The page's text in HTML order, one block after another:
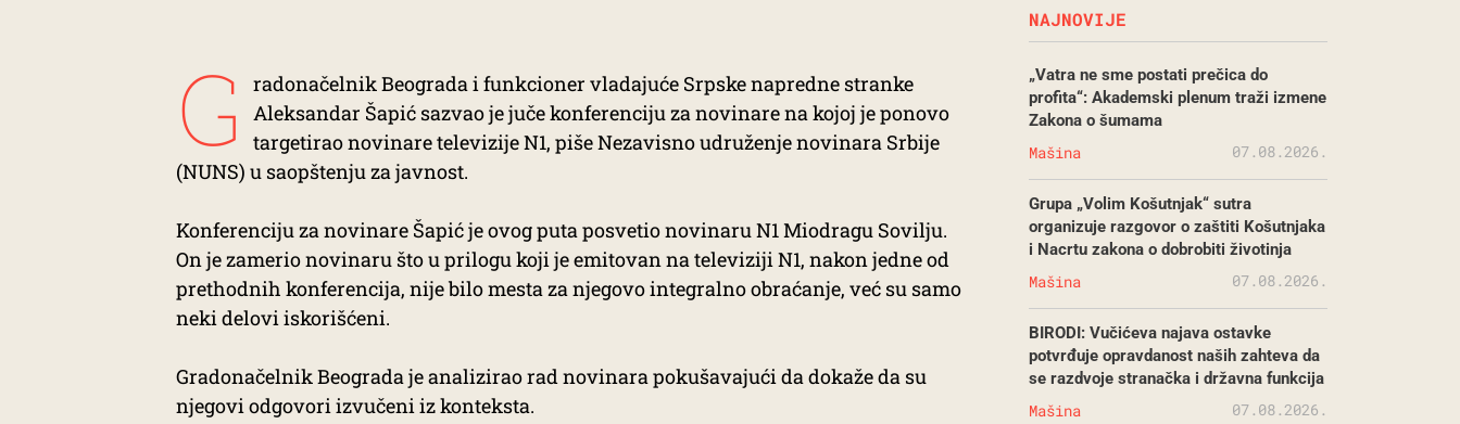
G
radonačelnik Beograda i funkcioner vladajuće Srpske napredne stranke
Aleksandar Šapić sazvao je juče konferenciju za novinare na kojoj je ponovo
targetirao novinare televizije N1, piše Nezavisno udruženje novinara Srbije
(NUNS) u saopštenju za javnost.
Konferenciju za novinare Šapić je ovog puta posvetio novinaru N1 Miodragu Sovilju.
On je zamerio novinaru što u prilogu koji je emitovan na televiziji N1, nakon jedne od
prethodnih konferencija, nije bilo mesta za njegovo integralno obraćanje, već su samo
neki delovi iskorišćeni.
Gradonačelnik Beograda je analizirao rad novinara pokušavajući da dokaže da su
njegovi odgovori izvučeni iz konteksta.
NAJNOVIJE
„Vatra ne sme postati prečica do
profita“: Akademski plenum traži izmene
Zakona o šumama
Mašina 07.08.2026.
Grupa „Volim Košutnjak“ sutra
organizuje razgovor o zaštiti Košutnjaka
i Nacrtu zakona o dobrobiti životinja
Mašina 07.08.2026.
BIRODI: Vučićeva najava ostavke
potvrđuje opravdanost naših zahteva da
se razdvoje stranačka i državna funkcija
Mašina 07.08.2026.